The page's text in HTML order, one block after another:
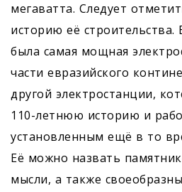
мегаватта. Следует
историю её строительства.
была самая мощная
части евразийского
другой электростанции,
110-летнюю историю и
установленным ещё в то
Её можно назвать
мысли, а также